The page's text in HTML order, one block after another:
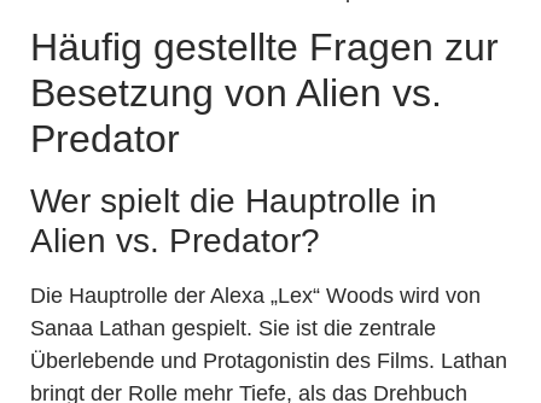
Häufig gestellte Fragen zur
Besetzung von Alien vs.
Predator
Wer spielt die Hauptrolle in
Alien vs. Predator?
Die Hauptrolle der Alexa „Lex“ Woods wird von
Sanaa Lathan gespielt. Sie ist die zentrale
Überlebende und Protagonistin des Films. Lathan
bringt der Rolle mehr Tiefe, als das Drehbuch